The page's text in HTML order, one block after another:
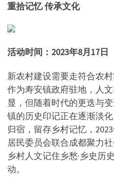
重拾记忆 传承文化
活动时间：2023年8月17日
新农村建设需要走符合农
作为寿安镇政府驻地，人
显，但随着时代的更迭与
镇的历史印记正在逐渐淡
归宿，留存乡村记忆，
居民委员会联合成都聚力
乡村人文记住乡愁·乡史历
动。